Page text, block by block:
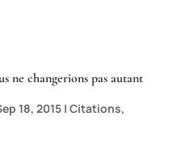
ne changerions pas autant
18, 2015| Citations,